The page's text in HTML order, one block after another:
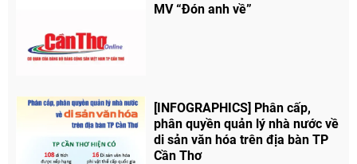
MV “Đón anh về”
[INFOGRAPHICS] Phân cấp,
phân quyền quản lý nhà nước về
di sản văn hóa trên địa bàn TP
Cần Thơ